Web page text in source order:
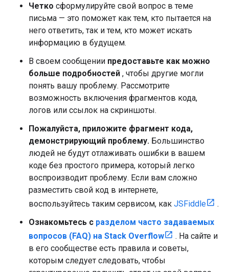
Четко сформулируйте свой вопрос в теме
письма — это поможет как тем, кто пытается на
него ответить, так и тем, кто может искать
информацию в будущем.
В своем сообщении предоставьте как можно
больше подробностей , чтобы другие могли
понять вашу проблему. Рассмотрите
возможность включения фрагментов кода,
логов или ссылок на скриншоты.
Пожалуйста, приложите фрагмент кода,
демонстрирующий проблему. Большинство
людей не будут отлаживать ошибки в вашем
коде без простого примера, который легко
воспроизводит проблему. Если вам сложно
разместить свой код в интернете,
воспользуйтесь таким сервисом, как JSFiddle
.
Ознакомьтесь с разделом часто задаваемых
вопросов (FAQ) на Stack Overflow
. На сайте и
в его сообществе есть правила и советы,
которым следует следовать, чтобы